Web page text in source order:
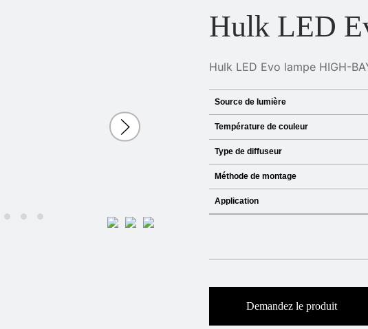
Hulk LED
Hulk LED Evo lampe HIGH-
Source de lumière
Température de couleur
Type de diffuseur
Méthode de montage
Application
Demandez le produit